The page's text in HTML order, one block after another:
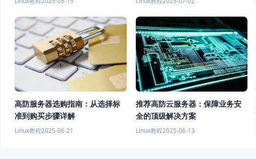
高防服务器选购指南：从选择标
准到购买步骤详解
Linux教程2025-06-21
推荐高防云服务器：保障业务安
全的顶级解决方案
Linux教程2025-06-13